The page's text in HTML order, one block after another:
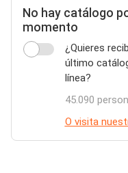
No hay catálogo
momento
¿Quieres
último
línea?
45.090
O visita